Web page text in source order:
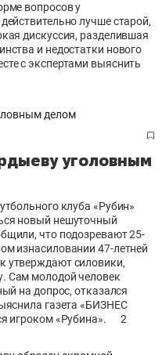
вопросов у
лучше старой,
дискуссия, разделившая
и недостатки нового
с экспертами выяснить
уголовным
клуба «Рубин»
новый нешуточный
что подозревают 25-
изнасиловании 47-летней
утверждают силовики,
Сам молодой человек
на допрос, отказался
газета «БИЗНЕС
игроком «Рубина».
2